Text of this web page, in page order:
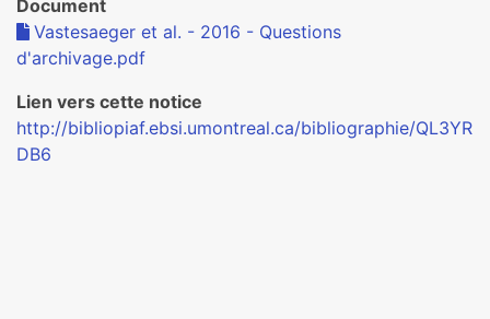
Document
Vastesaeger et al. - 2016 - Questions
d'archivage.pdf
Lien vers cette notice
http://bibliopiaf.ebsi.umontreal.ca/bibliographie/QL3YR
DB6